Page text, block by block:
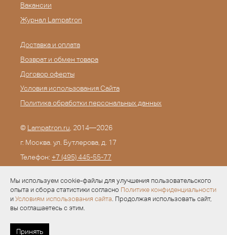
Мы используем cookie-файлы для улучшения пользовательского
опыта и сбора статистики согласно Политике конфиденциальности
и Условиям использования сайта. Продолжая использовать сайт,
вы соглашаетесь с этим.
Принять
Вакансии
Журнал Lampatron
Доставка и оплата
Возврат и обмен товара
Договор оферты
Условия использования Сайта
Политика обработки персональных данных
© Lampatron.ru , 2014—2026
г. Москва. ул. Бутлерова, д. 17
Телефон: +7 (495) 445-55-77
Разработка —Evid.ru